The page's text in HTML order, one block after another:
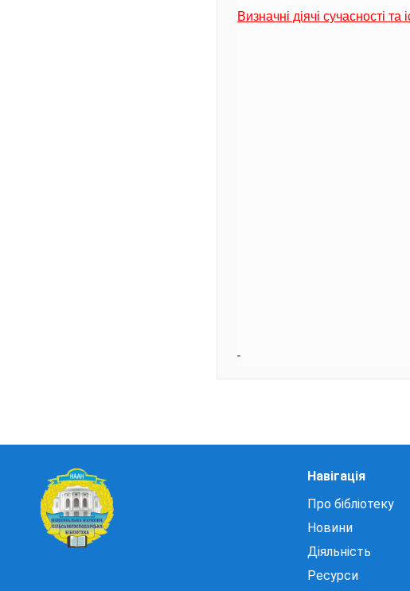
Визначні діячі сучасності та
Навігація
Про бібліотеку
Новини
Діяльність
Ресурси